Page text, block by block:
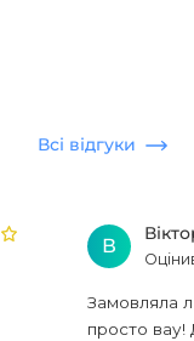
Всі відгуки
В
Замовляла
просто вау!